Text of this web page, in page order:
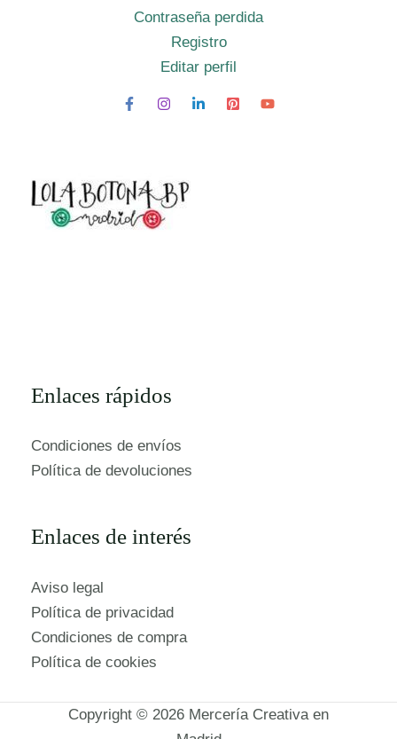
Contraseña perdida
Registro
Editar perfil
Enlaces rápidos
Condiciones de envíos
Política de devoluciones
Enlaces de interés
Aviso legal
Política de privacidad
Condiciones de compra
Política de cookies
Copyright © 2026 Mercería Creativa en